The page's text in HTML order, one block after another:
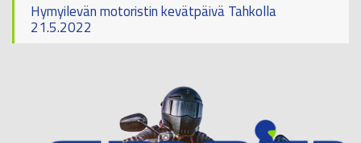
Hymyilevän motoristin kevätpäivä Tahkolla
21.5.2022